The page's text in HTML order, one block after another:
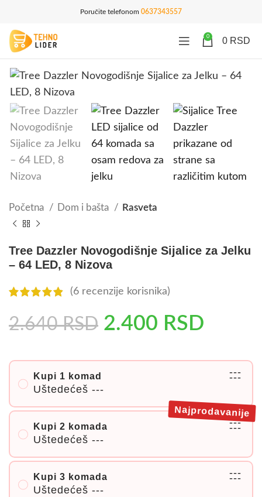
Poručite telefonom 0637343557
0 0 RSD
Početna Dom i bašta Rasveta
Tree Dazzler Novogodišnje Sijalice za Jelku
– 64 LED, 8 Nizova
(6 recenzije korisnika)
2.640RSD 2.400 RSD
Kupi 1 komad
Uštedećeš ---
---
---
Kupi 2 komada
Uštedećeš ---
---
---
Najprodavanije
Kupi 3 komada
Uštedećeš ---
---
---